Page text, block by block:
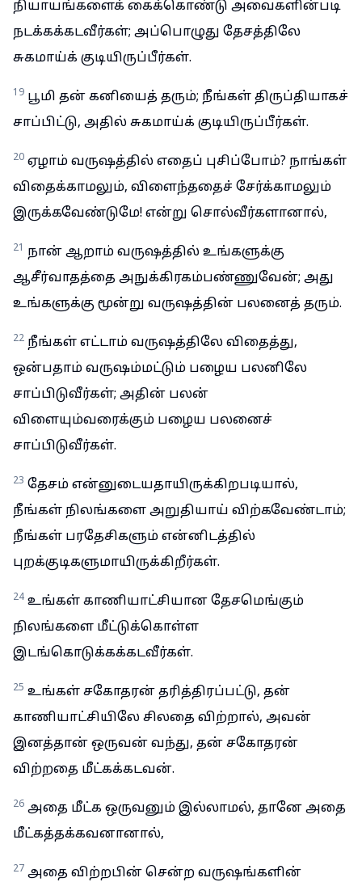
நியாயங்களைக் கைக்கொண்டு அவைகளின்படி
நடக்கக்கடவீர்கள்; அப்பொழுது தேசத்திலே
சுகமாய்க் குடியிருப்பீர்கள்.
19 பூமி தன் கனியைத் தரும்; நீங்கள் திருப்தியாகச்
சாப்பிட்டு, அதில் சுகமாய்க் குடியிருப்பீர்கள்.
20 ஏழாம் வருஷத்தில் எதைப் புசிப்போம்? நாங்கள்
விதைக்காமலும், விளைந்ததைச் சேர்க்காமலும்
இருக்கவேண்டுமே! என்று சொல்வீர்களானால்,
21 நான் ஆறாம் வருஷத்தில் உங்களுக்கு
ஆசீர்வாதத்தை அநுக்கிரகம்பண்ணுவேன்; அது
உங்களுக்கு மூன்று வருஷத்தின் பலனைத் தரும்.
22 நீங்கள் எட்டாம் வருஷத்திலே விதைத்து,
ஒன்பதாம் வருஷம்மட்டும் பழைய பலனிலே
சாப்பிடுவீர்கள்; அதின் பலன்
விளையும்வரைக்கும் பழைய பலனைச்
சாப்பிடுவீர்கள்.
23 தேசம் என்னுடையதாயிருக்கிறபடியால்,
நீங்கள் நிலங்களை அறுதியாய் விற்கவேண்டாம்;
நீங்கள் பரதேசிகளும் என்னிடத்தில்
புறக்குடிகளுமாயிருக்கிறீர்கள்.
24 உங்கள் காணியாட்சியான தேசமெங்கும்
நிலங்களை மீட்டுக்கொள்ள
இடங்கொடுக்கக்கடவீர்கள்.
25 உங்கள் சகோதரன் தரித்திரப்பட்டு, தன்
காணியாட்சியிலே சிலதை விற்றால், அவன்
இனத்தான் ஒருவன் வந்து, தன் சகோதரன்
விற்றதை மீட்கக்கடவன்.
26 அதை மீட்க ஒருவனும் இல்லாமல், தானே அதை
மீட்கத்தக்கவனானால்,
27 அதை விற்றபின் சென்ற வருஷங்களின்